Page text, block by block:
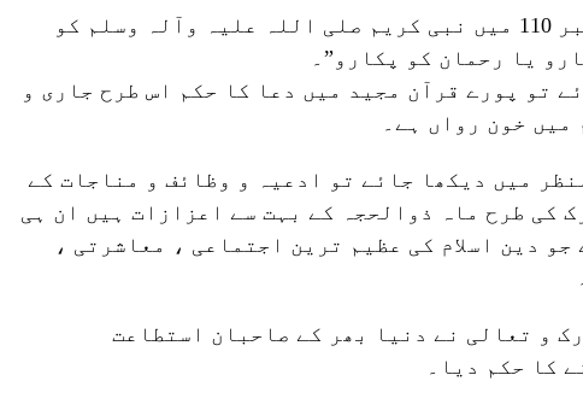
سورۂ بنی اسرائیل کی آیت نمبر 110 میں نبی کریم صلی اللہ علیہ وآلہ وسلم کو
یا رحمان کو پکارو”۔
تو پورے قرآن مجید میں دعا کا حکم اس طرح جاری و
میں خون رواں ہے۔
میں دیکھا جائے تو ادعیہ و وظائف و مناجات کے
کی طرح ماہ ذوالحجہ کے بہت سے اعزازات ہیں ان ہی
دین اسلام کی عظیم ترین اجتماعی ، معاشرتی ،
و تعالی نے دنیا بھر کے صاحبان استطاعت
کا حکم دیا۔